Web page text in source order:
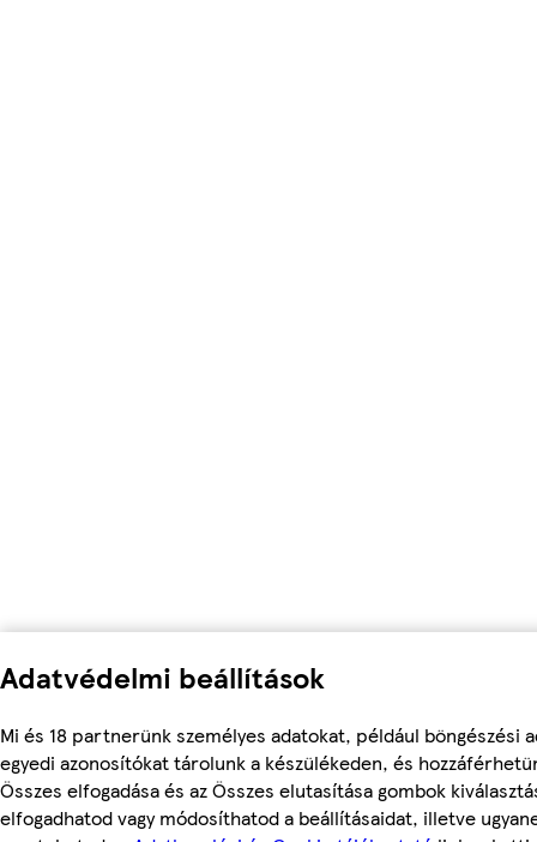
Adatvédelmi beállítások
Mi és 18 partnerünk személyes adatokat, például böngészési
egyedi azonosítókat tárolunk a készülékeden, és
Összes elfogadása és az Összes elutasítása gombok
elfogadhatod vagy módosíthatod a beállításaidat, illetve